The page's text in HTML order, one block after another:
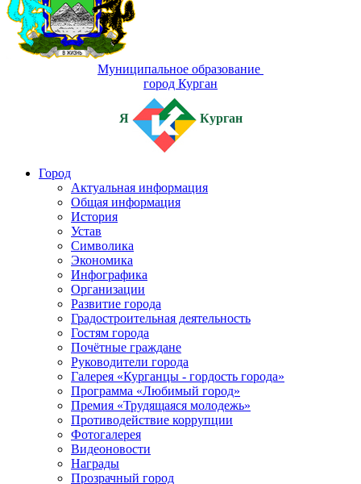
Муниципальное образование
город Курган
Я Курган
Город
Актуальная информация
Общая информация
История
Устав
Символика
Экономика
Инфографика
Организации
Развитие города
Градостроительная деятельность
Гостям города
Почётные граждане
Руководители города
Галерея «Курганцы - гордость города»
Программа «Любимый город»
Премия «Трудящаяся молодежь»
Противодействие коррупции
Фотогалерея
Видеоновости
Награды
Прозрачный город